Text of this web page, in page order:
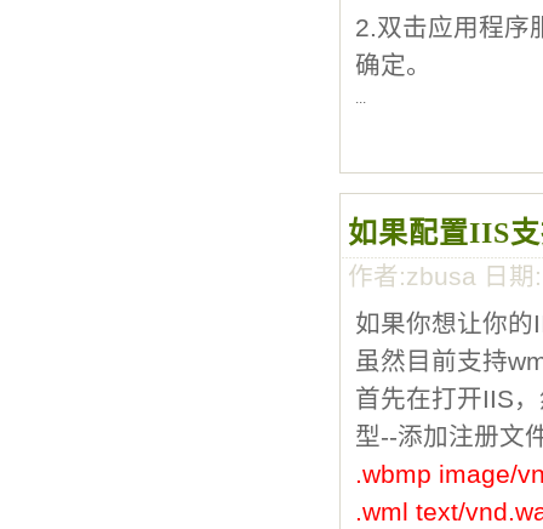
2.双击应用程序
确定。
...
如果配置IIS
作者:zbusa 日
如果你想让你
虽然目前支持
首先在打开IIS
型--添加注册文
.wbmp image/
.wml text/